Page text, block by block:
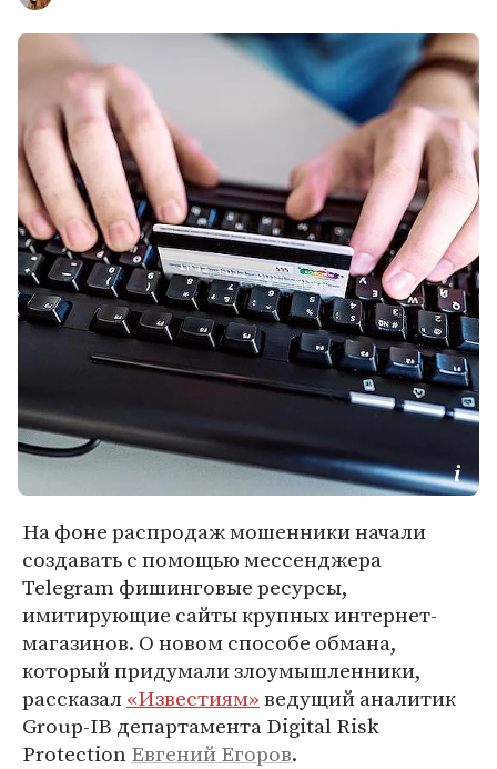
На фоне распродаж мошенники начали
создавать с помощью мессенджера
Telegram фишинговые ресурсы,
имитирующие сайты крупных интернет-
магазинов. О новом способе обмана,
который придумали злоумышленники,
рассказал«Известиям»ведущий аналитик
Group-IB департамента Digital Risk
ProtectionЕвгений Егоров.